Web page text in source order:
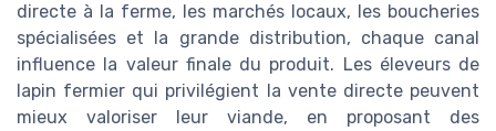
directe à la ferme, les marchés locaux, les boucheries
spécialisées et la grande distribution, chaque canal
influence la valeur finale du produit. Les éleveurs de
lapin fermier qui privilégient la vente directe peuvent
mieux valoriser leur viande, en proposant des